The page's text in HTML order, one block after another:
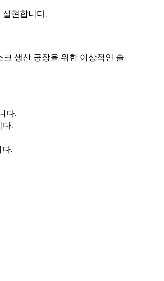
실현합니다.
생산 공장을 위한 이상적인 솔
다.
다.
다.